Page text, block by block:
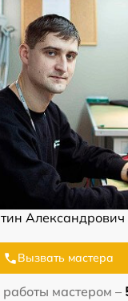
Вызвать мастера
мастером –